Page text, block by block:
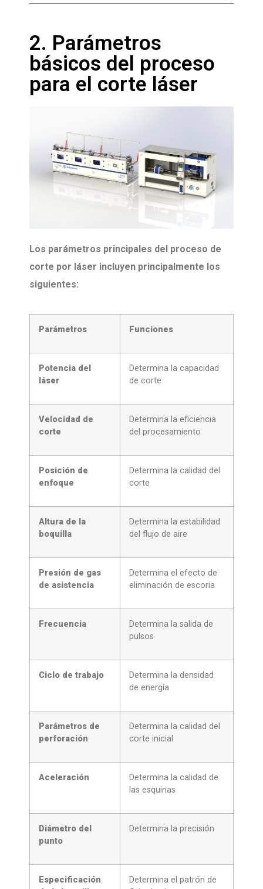
2. Parámetros
básicos del proceso
para el corte láser
Los parámetros principales del proceso de
corte por láser incluyen principalmente los
siguientes:
Parámetros Funciones
Potencia del
láser
Determina la capacidad
de corte
Velocidad de
corte
Determina la eficiencia
del procesamiento
Posición de
enfoque
Determina la calidad del
corte
Altura de la
boquilla
Determina la estabilidad
del flujo de aire
Presión de gas
de asistencia
Determina el efecto de
eliminación de escoria
Frecuencia
Determina la salida de
pulsos
Ciclo de trabajo
Determina la densidad
de energía
Parámetros de
perforación
Determina la calidad del
corte inicial
Aceleración
Determina la calidad de
las esquinas
Diámetro del
punto
Determina la precisión
Especificación
Determina el patrón de